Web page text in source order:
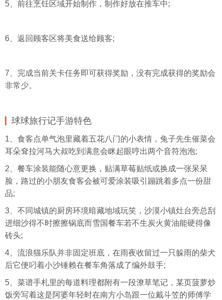
5、前往烹饪区域开始制作，制作好放在推车中;
6、返回顾客区将美食送给顾客;
7、完成当前关卡任务即可获得奖励，没有完成获得的奖励会
非常少。
球球旅行记手游特色
1、食客点单气泡里藏着五花八门的小表情，兔子先生催菜会
耳朵耷拉河马大叔吃到满意会眯起眼哼出两个音符泡泡;
2、餐车涂装能随心意更换，贴满草莓贴纸或换成一张呆呆
脸，路过的小朋友食客会被可爱涂装吸引蹦跳着多点一份甜
品;
3、不同城镇的厨房环境暗藏地域玩笑，沙漠小镇灶台旁总刮
进细沙得不时擦擦锅底而雪国餐车若不生炭火黄油能硬得像
砖头;
4、流浪猫乐队并非固定班底，在雨夜收留过一只躲雨的柴犬
后它便叼着小沙锤赖在餐车角落成了编外鼓手;
5、菜谱手札里的每道料理都附有一段潦草笔记，某页菠萝炒
饭旁写着这是阿婆年轻时在南方小岛跟一位戴斗笠的师傅学